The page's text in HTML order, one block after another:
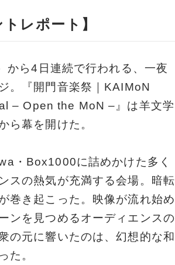
トレポート】
から4日連続で行われる、一夜
。『開門音楽祭｜KAIMoN
– Open the MoN –』は羊文学
ら幕を開けた。
・Box1000に詰めかけた多く
スの熱気が充満する会場。暗転
巻き起こった。映像が流れ始め
ンを見つめるオーディエンスの
の元に響いたのは、幻想的な和
た。